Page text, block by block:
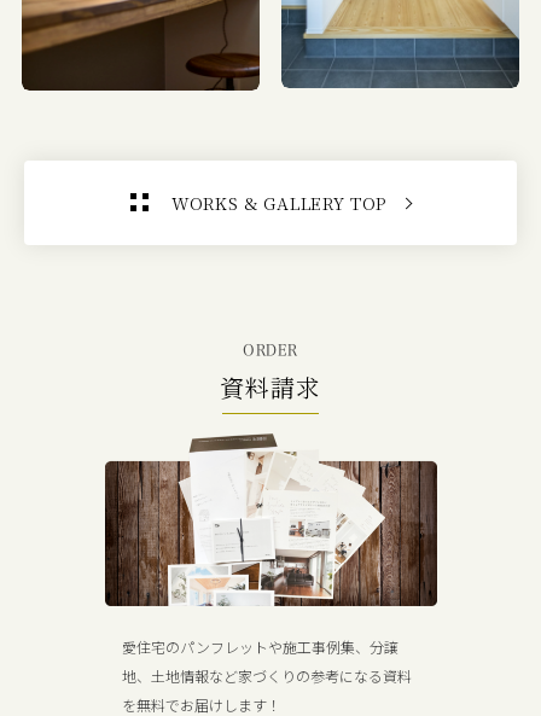
WORKS & GALLERY TOP
ORDER
資料請求
愛住宅のパンフレットや施工事例集、分譲
地、土地情報など家づくりの参考になる資料
を無料でお届けします！